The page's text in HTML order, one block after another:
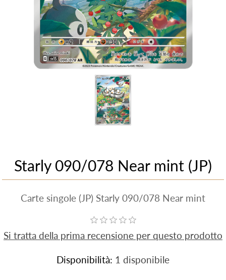
Starly 090/078 Near mint (JP)
Carte singole (JP) Starly 090/078 Near mint
Si tratta della prima recensione per questo prodotto
Disponibilità: 1 disponibile